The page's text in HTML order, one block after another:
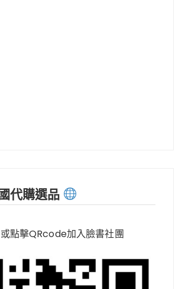
代購選品
點擊QRcode加入臉書社團